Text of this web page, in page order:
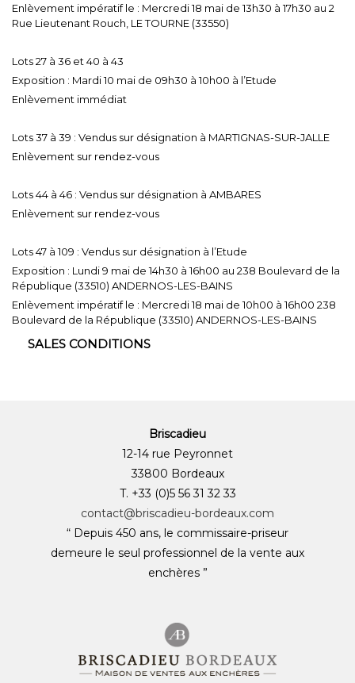
Enlèvement impératif le : Mercredi 18 mai de 13h30 à 17h30 au 2
Rue Lieutenant Rouch, LE TOURNE (33550)
Lots 27 à 36 et 40 à 43
Exposition : Mardi 10 mai de 09h30 à 10h00 à l’Etude
Enlèvement immédiat
Lots 37 à 39 : Vendus sur désignation à MARTIGNAS-SUR-JALLE
Enlèvement sur rendez-vous
Lots 44 à 46 : Vendus sur désignation à AMBARES
Enlèvement sur rendez-vous
Lots 47 à 109 : Vendus sur désignation à l’Etude
Exposition : Lundi 9 mai de 14h30 à 16h00 au 238 Boulevard de la
République (33510) ANDERNOS-LES-BAINS
Enlèvement impératif le : Mercredi 18 mai de 10h00 à 16h00 238
Boulevard de la République (33510) ANDERNOS-LES-BAINS
SALES CONDITIONS
Briscadieu
12-14 rue Peyronnet
33800 Bordeaux
T. +33 (0)5 56 31 32 33
contact@briscadieu-bordeaux.com
“ Depuis 450 ans, le commissaire-priseur
demeure le seul professionnel de la vente aux
enchères ”